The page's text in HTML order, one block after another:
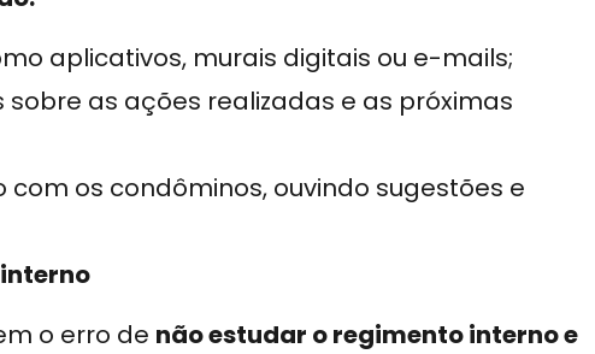
aplicativos, murais digitais ou e-mails;
as ações realizadas e as próximas
os condôminos, ouvindo sugestões e
o erro de não estudar o regimento interno e